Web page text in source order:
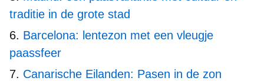
traditie in de grote stad
Barcelona: lentezon met een vleugje
paassfeer
Canarische Eilanden: Pasen in de zon